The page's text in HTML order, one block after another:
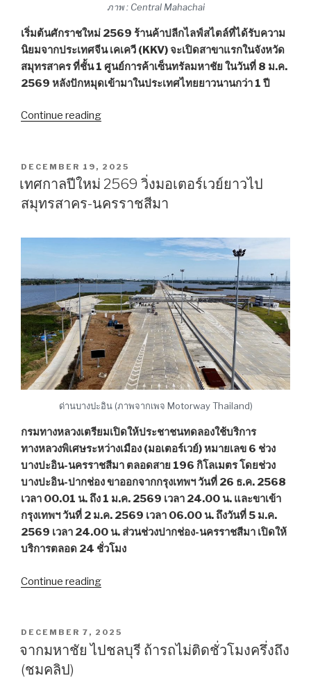
ภาพ : Central Mahachai
เริ่มต้นศักราชใหม่ 2569 ร้านค้าปลีกไลฟ์สไตล์ที่ได้รับความ
นิยมจากประเทศจีน เคเควี (KKV) จะเปิดสาขาแรกในจังหวัด
สมุทรสาคร ที่ชั้น 1 ศูนย์การค้าเซ็นทรัลมหาชัย ในวันที่ 8 ม.ค.
2569 หลังปักหมุดเข้ามาในประเทศไทยยาวนานกว่า 1 ปี
Continue reading
ค้า
ปลีก
ไลฟ์
หมุด
เซ็นทรัล
มหาชัย”
POSTED
ON
DECEMBER 19, 2025
เทศกาลปีใหม่ 2569 วิ่งมอเตอร์เวย์ยาวไป
สมุทรสาคร-นครราชสีมา
ด่านบางปะอิน (ภาพจากเพจ Motorway Thailand)
กรมทางหลวงเตรียมเปิดให้ประชาชนทดลองใช้บริการ
ทางหลวงพิเศษระหว่างเมือง (มอเตอร์เวย์) หมายเลข 6 ช่วง
บางปะอิน-นครราชสีมา ตลอดสาย 196 กิโลเมตร โดยช่วง
บางปะอิน-ปากช่อง ขาออกจากกรุงเทพฯ วันที่ 26 ธ.ค. 2568
เวลา 00.01 น. ถึง 1 ม.ค. 2569 เวลา 24.00 น. และขาเข้า
กรุงเทพฯ วันที่ 2 ม.ค. 2569 เวลา 06.00 น. ถึงวันที่ 5 ม.ค.
2569 เวลา 24.00 น. ส่วนช่วงปากช่อง-นครราชสีมา เปิดให้
บริการตลอด 24 ชั่วโมง
Continue reading
2569
วิ่ง
POSTED
ON
DECEMBER 7, 2025
จากมหาชัย ไปชลบุรี ถ้ารถไม่ติดชั่วโมงครึ่งถึง
(ชมคลิป)